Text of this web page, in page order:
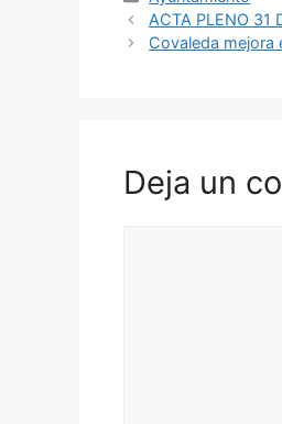
ACTA PLENO 31
Covaleda mejora
Deja un